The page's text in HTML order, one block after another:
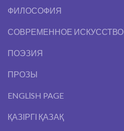
ФИЛОСОФИЯ
СОВРЕМЕННОЕ ИСКУССТВО
ПОЭЗИЯ
ПРОЗЫ
ENGLІSH PAGE
ҚАЗІРГІ ҚАЗАҚ